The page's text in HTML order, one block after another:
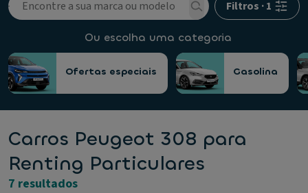
Filtros ·1
Ou escolha uma categoria
Ofertas especiais Gasolina
Carros Peugeot 308 para
Renting Particulares
7 resultados